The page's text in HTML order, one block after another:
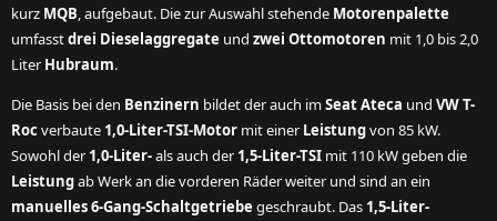
kurz MQB, aufgebaut. Die zur Auswahl stehende Motorenpalette
umfasstdrei Dieselaggregate und zwei Ottomotoren mit 1,0 bis 2,0
Liter Hubraum.
Die Basis bei den Benzinern bildet der auch imSeat Ateca und VW T-
Rocverbaute 1,0-Liter-TSI-Motor mit einer Leistungvon 85 kW.
Sowohl der 1,0-Liter-als auch der 1,5-Liter-TSI mit 110 kW geben die
Leistungab Werk an die vorderen Räder weiter und sind an ein
manuelles 6-Gang-Schaltgetriebe geschraubt. Das 1,5-Liter-